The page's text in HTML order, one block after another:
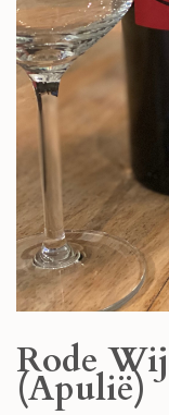
Rode
(Apulië)